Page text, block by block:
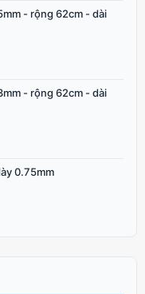
- rộng 62cm - dài
- rộng 62cm - dài
0.75mm